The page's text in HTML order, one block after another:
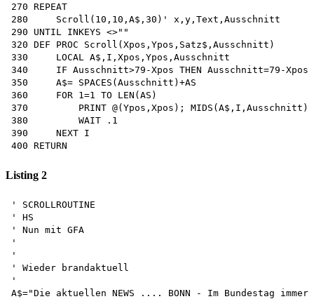
270 REPEAT
280     Scroll(10,10,A$,30)' x,y,Text,Ausschnitt
290 UNTIL INKEYS <>""
320 DEF PROC Scroll(Xpos,Ypos,Satz$,Ausschnitt)
330     LOCAL A$,I,Xpos,Ypos,Ausschnitt
340     IF Ausschnitt>79-Xpos THEN Ausschnitt=79-
350     A$= SPACES(Ausschnitt)+AS
360     FOR 1=1 TO LEN(AS)
370         PRINT @(Ypos,Xpos); MIDS(A$,I,Ausschnitt)
380         WAIT .1
390     NEXT I
Listing 2
' SCROLLROUTINE
' HS
' Nun mit GFA
'
'
' Wieder brandaktuell
'
A$="Die aktuellen NEWS .... BONN - Im Bundestag